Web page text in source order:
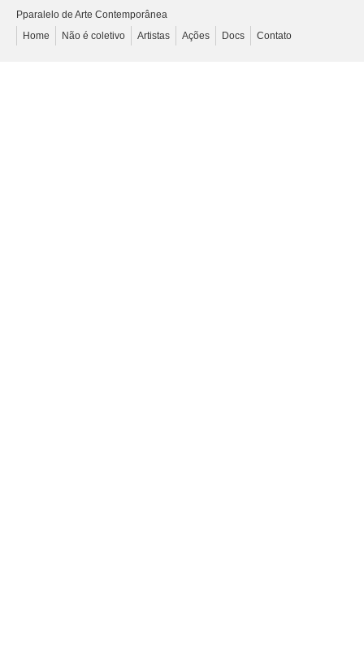
Pparalelo de Arte Contemporânea
Home
Não é coletivo Artistas Ações Docs Contato